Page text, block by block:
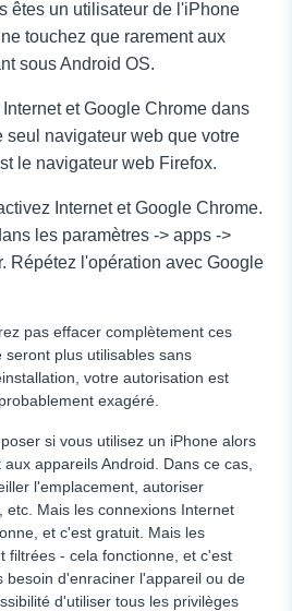
êtes un utilisateur de l'iPhone
touchez que rarement aux
sous Android OS.
et Google Chrome dans
seul navigateur web que votre
le navigateur web Firefox.
Internet et Google Chrome.
les paramètres -> apps ->
Répétez l'opération avec Google
pas effacer complètement ces
plus utilisables sans
votre autorisation est
exagéré.
si vous utilisez un iPhone alors
appareils Android. Dans ce cas,
l'emplacement, autoriser
etc. Mais les connexions Internet
et c'est gratuit. Mais les
filtrées - cela fonctionne, et c'est
besoin d'enraciner l'appareil ou de
d'utiliser tous les privilèges